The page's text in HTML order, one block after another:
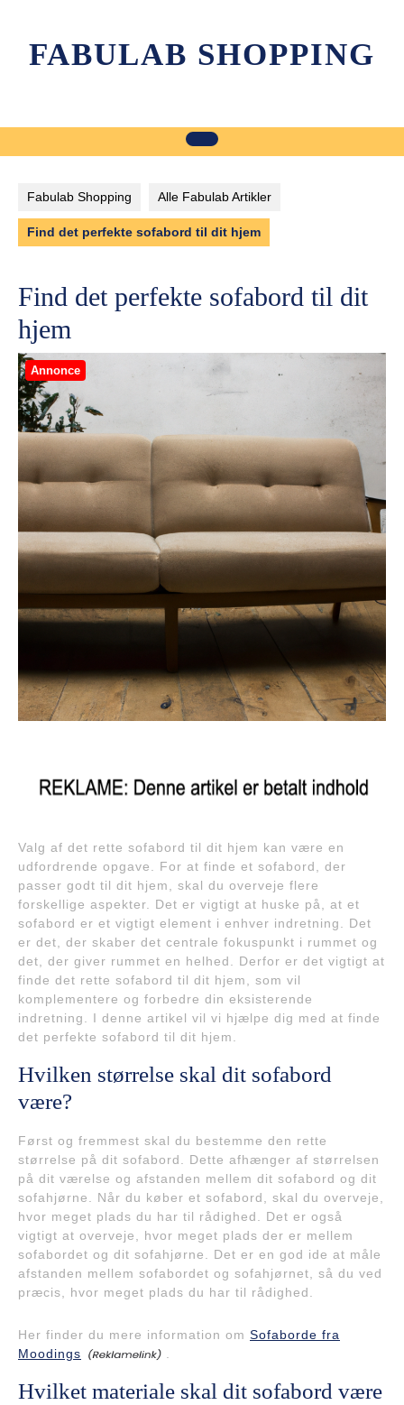
contentFABULAB SHOPPING
Fabulab Shopping Alle Fabulab Artikler
Find det perfekte sofabord til dit hjem
Find det perfekte sofabord til dit
hjem
Annonce
Valg af det rette sofabord til dit hjem kan være en
udfordrende opgave. For at finde et sofabord, der
passer godt til dit hjem, skal du overveje flere
forskellige aspekter. Det er vigtigt at huske på, at et
sofabord er et vigtigt element i enhver indretning. Det
er det, der skaber det centrale fokuspunkt i rummet og
det, der giver rummet en helhed. Derfor er det vigtigt at
finde det rette sofabord til dit hjem, som vil
komplementere og forbedre din eksisterende
indretning. I denne artikel vil vi hjælpe dig med at finde
det perfekte sofabord til dit hjem.
Hvilken størrelse skal dit sofabord
være?
Først og fremmest skal du bestemme den rette
størrelse på dit sofabord. Dette afhænger af størrelsen
på dit værelse og afstanden mellem dit sofabord og dit
sofahjørne. Når du køber et sofabord, skal du overveje,
hvor meget plads du har til rådighed. Det er også
vigtigt at overveje, hvor meget plads der er mellem
sofabordet og dit sofahjørne. Det er en god ide at måle
afstanden mellem sofabordet og sofahjørnet, så du ved
præcis, hvor meget plads du har til rådighed.
Her finder du mere information om Sofaborde fra
Moodings
Hvilket materiale skal dit sofabord være